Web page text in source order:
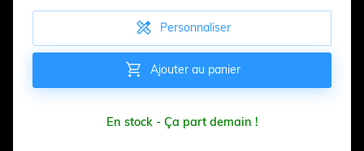
 Personnaliser
 Ajouter au panier
En stock - Ça part demain !